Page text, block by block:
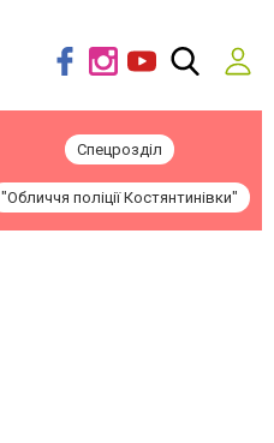
Спецрозділ
"Обличчя поліції Костянтинівки"